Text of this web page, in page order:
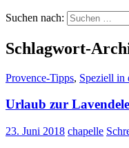
Suchen nach:
Schlagwort-
Provence-Tipps, Speziell in
Urlaub zur
23. Juni 2018 chapelle